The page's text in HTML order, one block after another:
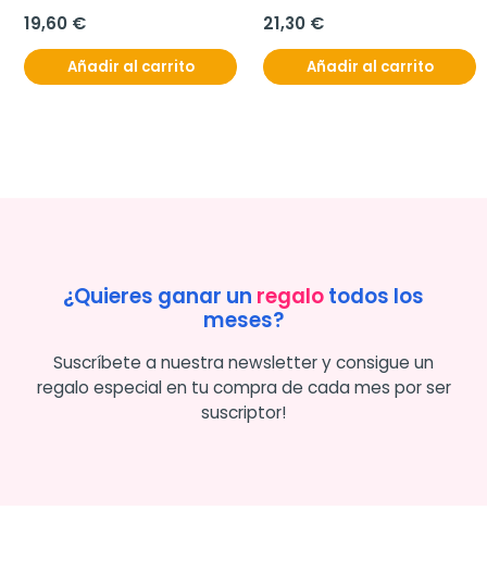
19,60 €
Añadir al carrito
21,30 €
Añadir al carrito
¿Quieres ganar un regalotodos los
meses?
Suscríbete a nuestra newsletter y consigue un
regalo especial en tu compra de cada mes por ser
suscriptor!